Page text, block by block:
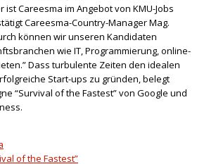
ist Careesma im Angebot von KMU-Jobs
Careesma-Country-Manager Mag.
können wir unseren Kandidaten
wie IT, Programmierung, online-
Dass turbulente Zeiten den idealen
Start-ups zu gründen, belegt
“Survival of the Fastest” von Google und
of the Fastest”